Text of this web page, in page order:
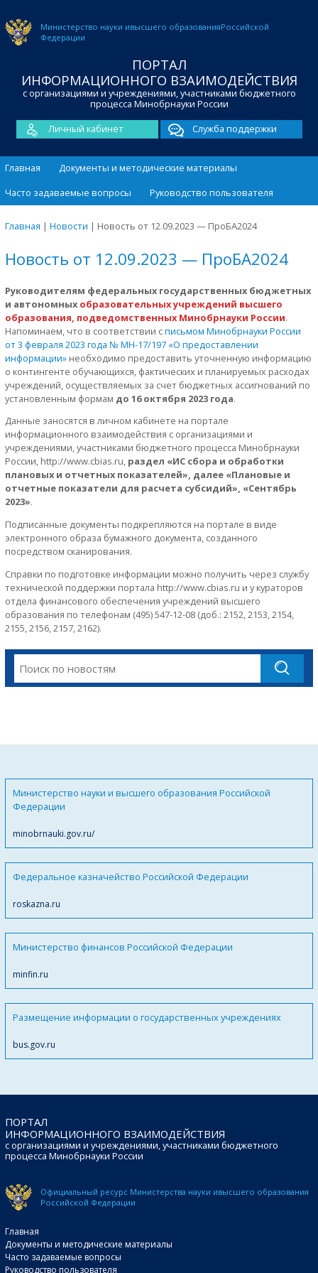
Министерство науки ивысшего образованияРоссийской
Федерации
ПОРТАЛ
ИНФОРМАЦИОННОГО ВЗАИМОДЕЙСТВИЯ
с организациями и учреждениями, участниками бюджетного
процесса Минобрнауки России
Личный кабинет
Служба поддержки
Главная
Документы и методические материалы
Часто задаваемые вопросы
Руководство пользователя
Главная | Новости | Новость от 12.09.2023 — ПроБА2024
Новость от 12.09.2023 — ПроБА2024
Руководителям федеральных государственных бюджетных
и автономных образовательных учреждений высшего
образования, подведомственных Минобрнауки России.
Напоминаем, что в соответствии списьмом Минобрнауки России
от 3 февраля 2023 года № МН-17/197 «О предоставлении
информации» необходимо предоставить уточненную информацию
о контингенте обучающихся, фактических и планируемых расходах
учреждений, осуществляемых за счет бюджетных ассигнований по
установленным формам до 16 октября 2023 года.
Данные заносятся в личном кабинете на портале
информационного взаимодействия с организациями и
учреждениями, участниками бюджетного процесса Минобрнауки
России, http://www.сbias.ru, раздел «ИС сбора и обработки
плановых и отчетных показателей», далее «Плановые и
отчетные показатели для расчета субсидий», «Сентябрь
2023».
Подписанные документы подкрепляются на портале в виде
электронного образа бумажного документа, созданного
посредством сканирования.
Справки по подготовке информации можно получить через службу
технической поддержки портала http://www.cbias.ru и у кураторов
отдела финансового обеспечения учреждений высшего
образования по телефонам (495) 547-12-08 (доб.: 2152, 2153, 2154,
2155, 2156, 2157, 2162).
Министерство науки и высшего образования Российской
Федерации
minobrnauki.gov.ru/
Федеральное казначейство Российской Федерации
roskazna.ru
Министерство финансов Российской Федерации
minfin.ru
Размещение информации о государственных учреждениях
bus.gov.ru
ПОРТАЛ
ИНФОРМАЦИОННОГО ВЗАИМОДЕЙСТВИЯ
с организациями и учреждениями, участниками бюджетного
процесса Минобрнауки России
Официальный ресурс Министерства науки ивысшего образования
Российской Федерации
Главная
Документы и методические материалы
Часто задаваемые вопросы
Руководство пользователя